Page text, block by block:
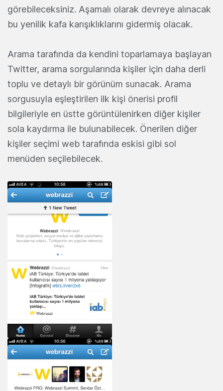
görebileceksiniz. Aşamalı olarak devreye alınacak
bu yenilik kafa karışıklıklarını gidermiş olacak.
Arama tarafında da kendini toparlamaya başlayan
Twitter, arama sorgularında kişiler için daha derli
toplu ve detaylı bir görünüm sunacak. Arama
sorgusuyla eşleştirilen ilk kişi önerisi profil
bilgileriyle en üstte görüntülenirken diğer kişiler
sola kaydırma ile bulunabilecek. Önerilen diğer
kişiler seçimi web tarafında eskisi gibi sol
menüden seçilebilecek.